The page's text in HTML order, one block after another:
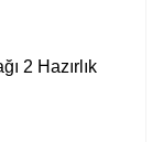
2 Hazırlık